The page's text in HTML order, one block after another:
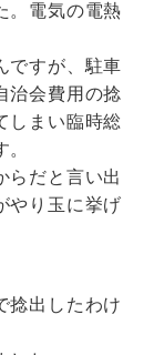
。電気の電熱
ですが、駐車
治会費用の捻
しまい臨時総
らだと言い出
やり玉に挙げ
捻出したわけ